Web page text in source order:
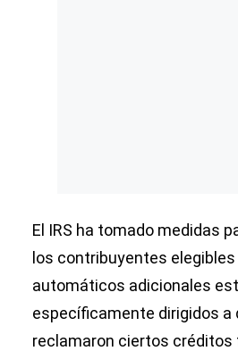
El IRS ha tomado medidas
los contribuyentes
automáticos adicionales
específicamente dirigidos a
reclamaron ciertos créditos